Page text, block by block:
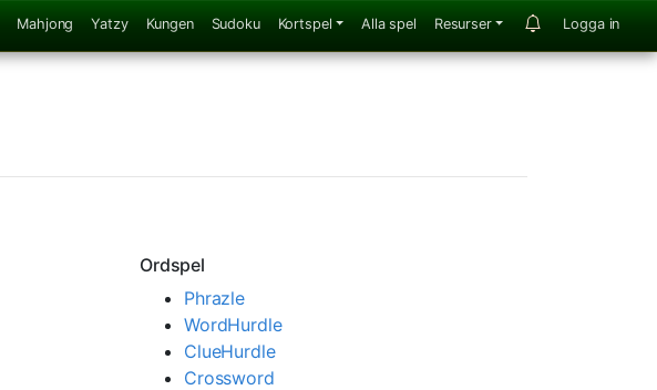
Mahjong Yatzy Kungen Sudoku Kortspel Alla spel Resurser Logga in
Ordspel
Phrazle
WordHurdle
ClueHurdle
Crossword